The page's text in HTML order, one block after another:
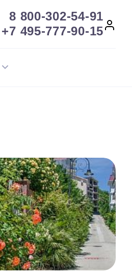
8 800-302-54-91
+7 495-777-90-15